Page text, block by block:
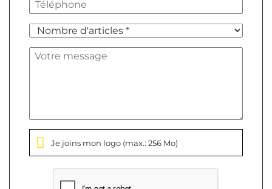
Je joins mon logo (max.: 256 Mo)